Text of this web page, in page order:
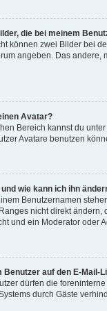
die bei meinem
können zwei Bilder bei
angeben. Das andere,
Avatar?
Bereich kannst du
Avatare benutzen
wie kann ich ihn
Benutzernamen
nicht direkt
und ein Moderator oder
Benutzer auf den E-
dürfen die
durch Gäste